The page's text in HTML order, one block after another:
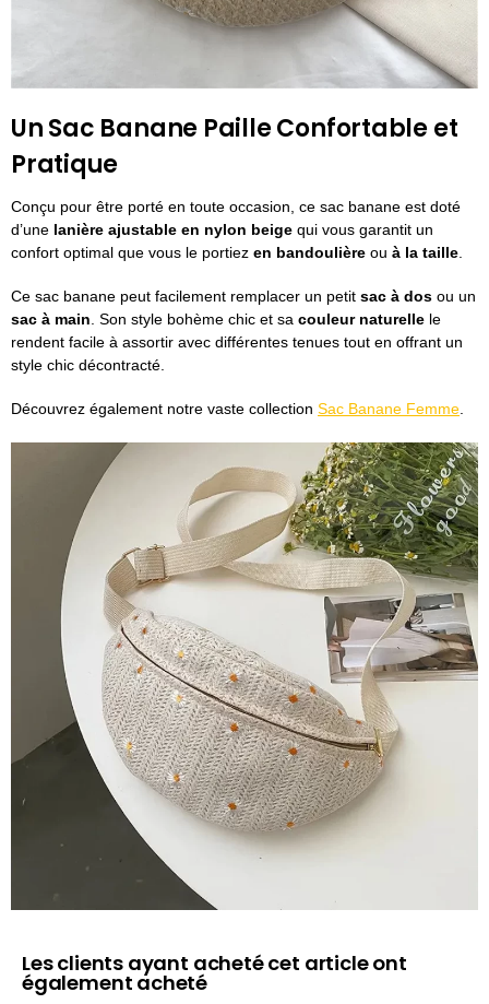
Un Sac Banane Paille Confortable et
Pratique
Conçu pour être porté en toute occasion, ce sac banane est doté
d’une lanière ajustable en nylon beige qui vous garantit un
confort optimal que vous le portiez en bandoulière ou à la taille
Ce sac banane peut facilement remplacer un petit sac à dos ou un
sac à main . Son style bohème chic et sa couleur naturelle le
rendent facile à assortir avec différentes tenues tout en offrant un
style chic décontracté.
Découvrez également notre vaste collection Sac Banane Femme.
Les clients ayant acheté cet article ont
également acheté